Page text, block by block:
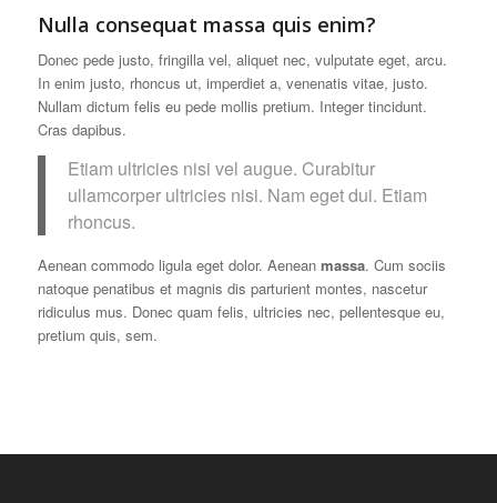
Nulla consequat massa quis enim?
Donec pede justo, fringilla vel, aliquet nec, vulputate eget, arcu.
In enim justo, rhoncus ut, imperdiet a, venenatis vitae, justo.
Nullam dictum felis eu pede mollis pretium. Integer tincidunt.
Cras dapibus.
Etiam ultricies nisi vel augue. Curabitur
ullamcorper ultricies nisi. Nam eget dui. Etiam
rhoncus.
Aenean commodo ligula eget dolor. Aenean massa. Cum sociis
natoque penatibus et magnis dis parturient montes, nascetur
ridiculus mus. Donec quam felis, ultricies nec, pellentesque eu,
pretium quis, sem.